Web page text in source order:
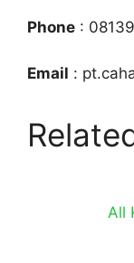
Phone :
Email :
All